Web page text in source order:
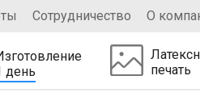
Сотрудничество О
день
печать